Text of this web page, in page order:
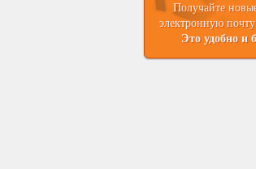
Получайте
электронную
Это удобно и